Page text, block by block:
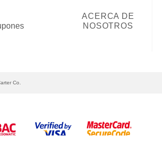
ACERCA DE
NOSOTROS
Co.